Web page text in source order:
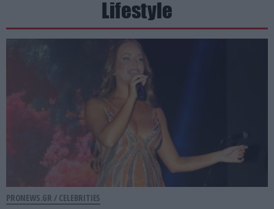
Lifestyle
PRONEWS.GR / CELEBRITIES